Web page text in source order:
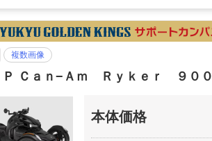
複数画像
Ｐ Ｃａｎ−Ａｍ Ｒｙｋｅｒ ９００
本体価格